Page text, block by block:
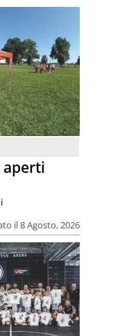
aperti
il 8 Agosto, 2026